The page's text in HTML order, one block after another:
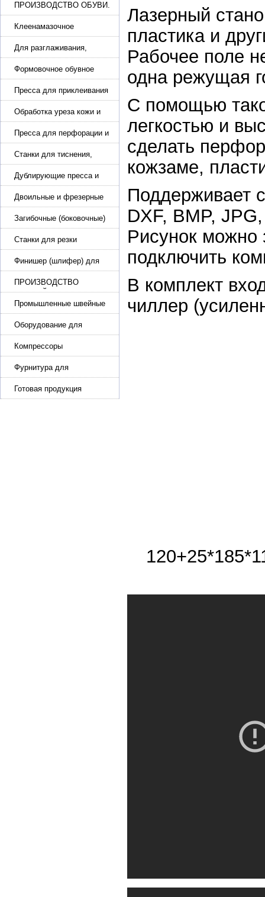
ПРОИЗВОДСТВО ОБУВИ.
Машины для изготовления
обуви
Клеенамазочное
оборудование и активаторы
клея
Для разглаживания,
разбивания и герметизации
шва
Формовочное обувное
оборудование
Пресса для приклеивания
подошвы и прибивки
каблука
Обработка уреза кожи и
покрасочные камеры
Пресса для перфорации и
тиснения
Станки для тиснения,
нанесения логотипа и
нумераторы
Дублирующие пресса и
утюги для разглаживания
кожи
Двоильные и фрезерные
машины для слоения и
фрезерования кожи
Загибочные (боковочные)
машины для стельки,
кошельков, сумок
Станки для резки
кожи.Станки для резки
стропы
Финишер (шлифер) для
обуви
ПРОИЗВОДСТВО
РЕМНЕЙ, СУМОК,
КОЖГАЛАНТЕРЕИ
Промышленные швейные
машины для кожи, обуви
Оборудование для
производства и резки
эластичной ленты и стропы
Компрессоры
Фурнитура для
производства ремней
Готовая продукция
Лазерный
пластика и
Рабочее поле
одна режущая
С помощью
легкостью и
сделать
кожзаме,
Поддерживает
DXF, BMP,
Рисунок можно
подключить
В комплект
чиллер